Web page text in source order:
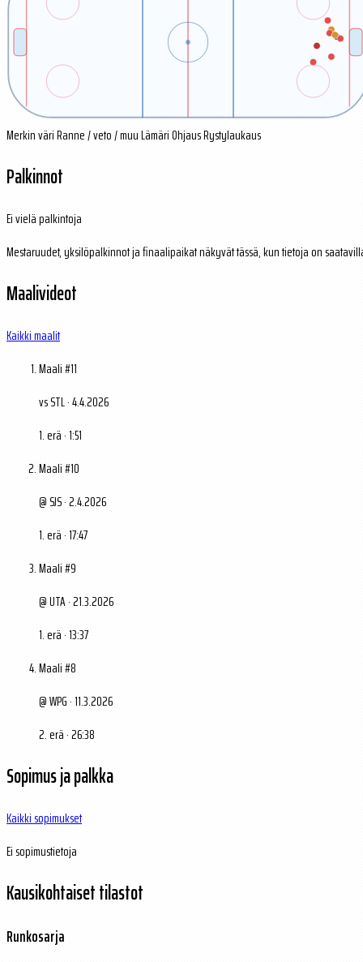
Merkin väriRanne / veto / muuLämäriOhjausRystylaukaus
Palkinnot
Ei vielä palkintoja
Mestaruudet, yksilöpalkinnot ja finaalipaikat näkyvät tässä, kun tietoja on
Maalivideot
Kaikki maalit
Maali #11
vs STL · 4.4.2026
1. erä · 1:51
Maali #10
@ SJS · 2.4.2026
1. erä · 17:47
Maali #9
@ UTA · 21.3.2026
1. erä · 13:37
Maali #8
@ WPG · 11.3.2026
2. erä · 26:38
Sopimus ja palkka
Kaikki sopimukset
Ei sopimustietoja
Kausikohtaiset tilastot
Runkosarja